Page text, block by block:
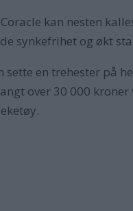
kan nesten
synkefrihet og økt
en trehester på
over 30 000